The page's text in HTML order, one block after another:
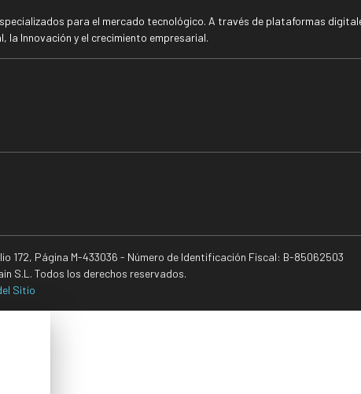
para el mercado tecnológico. A través de plataformas
Innovación y el crecimiento empresarial.
172, Página M-433036 - Número de Identificación Fiscal: B-85062503
S.L. Todos los derechos reservados.
Sitio